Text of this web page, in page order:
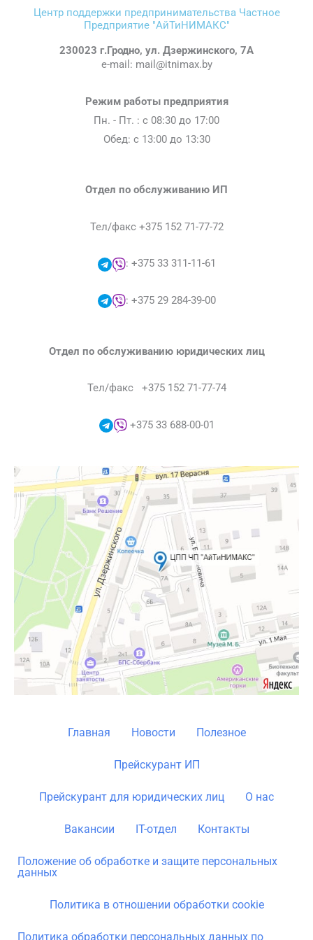
Центр поддержки предпринимательства Частное
Предприятие "АйТиНИМАКС"
230023 г.Гродно, ул. Дзержинского, 7А
e-mail: mail@itnimax.by
Режим работы предприятия
Пн. - Пт. : c 08:30 до 17:00
Обед: с 13:00 до 13:30
Отдел по обслуживанию ИП
Тел/факс +375 152 71-77-72
: +375 33 311-11-61
: +375 29 284-39-00
Отдел по обслуживанию юридических лиц
Тел/факс +375 152 71-77-74
+375 33 688-00-01
Главная Новости Полезное
Прейскурант ИП
Прейскурант для юридических лиц О нас
Вакансии IT-отдел Контакты
Положение об обработке и защите персональных
данных
Политика в отношении обработки cookie
Политика обработки персональных данных по